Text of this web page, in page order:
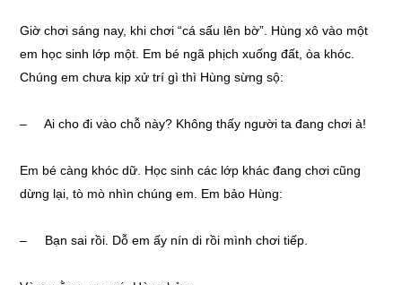
Giờ chơi sáng nay, khi chơi “cá sấu lên bờ”. Hùng xô vào một
em học sinh lớp một. Em bé ngã phịch xuống đất, òa khóc.
Chúng em chưa kịp xử trí gì thì Hùng sừng sộ:
– Ai cho đi vào chỗ này? Không thấy người ta đang chơi à!
Em bé càng khóc dữ. Học sinh các lớp khác đang chơi cũng
dừng lại, tò mò nhìn chúng em. Em bảo Hùng:
– Bạn sai rồi. Dỗ em ấy nín di rồi mình chơi tiếp.